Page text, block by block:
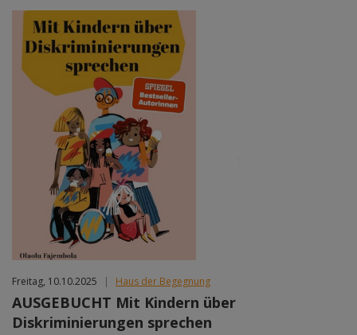
Freitag, 10.10.2025 | Haus der Begegnung
AUSGEBUCHT Mit Kindern über
Diskriminierungen sprechen